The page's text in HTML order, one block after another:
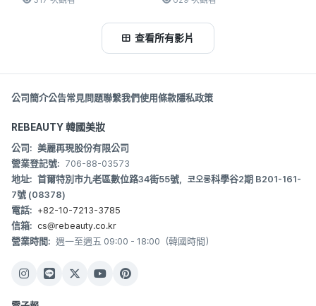
查看所有影片
公司簡介公告常見問題聯繫我們使用條款隱私政策
REBEAUTY 韓國美妝
公司: 美麗再現股份有限公司
營業登記號: 706-88-03573
地址: 首爾特別市九老區數位路34街55號，코오롱科學谷2期 B201-161-
7號 (08378)
電話: +82-10-7213-3785
信箱: cs@rebeauty.co.kr
營業時間: 週一至週五 09:00 - 18:00（韓國時間）